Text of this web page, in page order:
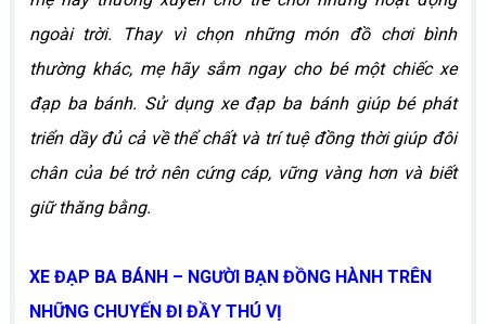
ngoài trời. Thay vì chọn những món đồ chơi bình
thường khác, mẹ hãy sắm ngay cho bé một chiếc xe
đạp ba bánh. Sử dụng xe đạp ba bánh giúp bé phát
triển dầy đủ cả về thể chất và trí tuệ đồng thời giúp đôi
chân của bé trở nên cứng cáp, vững vàng hơn và biết
giữ thăng bằng.
XE ĐẠP BA BÁNH – NGƯỜI BẠN ĐỒNG HÀNH TRÊN
NHỮNG CHUYẾN ĐI ĐẦY THÚ VỊ